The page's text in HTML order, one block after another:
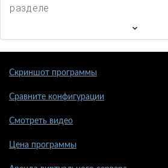
разделе
Скриншот программы
Сравните конфигурации
Смотреть видео
Цена программы